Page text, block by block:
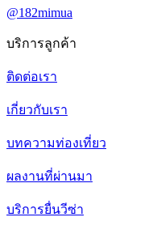
@182mimua
บริการลูกค้า
ติดต่อเรา
เกี่ยวกับเรา
บทความท่องเที่ยว
ผลงานที่ผ่านมา
บริการยื่นวีซ่า